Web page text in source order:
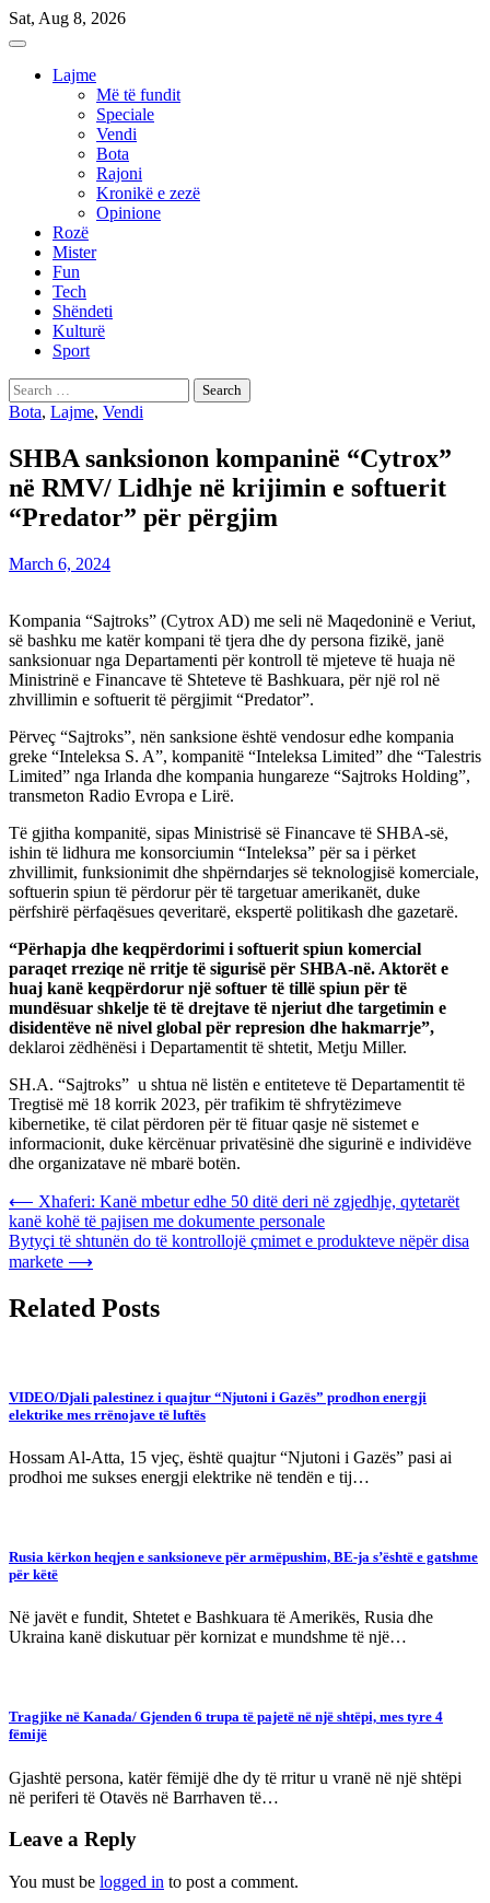
Skip
to
Sat, Aug 8, 2026
Lajme
Më të fundit
Speciale
Vendi
Bota
Rajoni
Kronikë e zezë
Opinione
Rozë
Mister
Fun
Tech
Shëndeti
Kulturë
Sport
Search
for:
Bota, Lajme, Vendi
SHBA sanksionon kompaninë “Cytrox”
në RMV/ Lidhje në krijimin e softuerit
“Predator” për përgjim
March 6, 2024
Kompania “Sajtroks” (Cytrox AD) me seli në Maqedoninë e Veriut,
së bashku me katër kompani të tjera dhe dy persona fizikë, janë
sanksionuar nga Departamenti për kontroll të mjeteve të huaja në
Ministrinë e Financave të Shteteve të Bashkuara, për një rol në
zhvillimin e softuerit të përgjimit “Predator”.
Përveç “Sajtroks”, nën sanksione është vendosur edhe kompania
greke “Inteleksa S. A”, kompanitë “Inteleksa Limited” dhe “Talestris
Limited” nga Irlanda dhe kompania hungareze “Sajtroks Holding”,
transmeton Radio Evropa e Lirë.
Të gjitha kompanitë, sipas Ministrisë së Financave të SHBA-së,
ishin të lidhura me konsorciumin “Inteleksa” për sa i përket
zhvillimit, funksionimit dhe shpërndarjes së teknologjisë komerciale,
softuerin spiun të përdorur për të targetuar amerikanët, duke
përfshirë përfaqësues qeveritarë, ekspertë politikash dhe gazetarë.
“Përhapja dhe keqpërdorimi i softuerit spiun komercial
paraqet rreziqe në rritje të sigurisë për SHBA-në. Aktorët e
huaj kanë keqpërdorur një softuer të tillë spiun për të
mundësuar shkelje të të drejtave të njeriut dhe targetimin e
disidentëve në nivel global për represion dhe hakmarrje”,
deklaroi zëdhënësi i Departamentit të shtetit, Metju Miller.
SH.A. “Sajtroks” u shtua në listën e entiteteve të Departamentit të
Tregtisë më 18 korrik 2023, për trafikim të shfrytëzimeve
kibernetike, të cilat përdoren për të fituar qasje në sistemet e
informacionit, duke kërcënuar privatësinë dhe sigurinë e individëve
dhe organizatave në mbarë botën.
Post
navigation
⟵ Xhaferi: Kanë mbetur edhe 50 ditë deri në zgjedhje, qytetarët
kanë kohë të pajisen me dokumente personale
Bytyçi të shtunën do të kontrollojë çmimet e produkteve nëpër disa
markete ⟶
Related Posts
VIDEO/Djali palestinez i quajtur “Njutoni i Gazës” prodhon energji
elektrike mes rrënojave të luftës
Hossam Al-Atta, 15 vjeç, është quajtur “Njutoni i Gazës” pasi ai
prodhoi me sukses energji elektrike në tendën e tij…
Rusia kërkon heqjen e sanksioneve për armëpushim, BE-ja s’është e gatshme
për këtë
Në javët e fundit, Shtetet e Bashkuara të Amerikës, Rusia dhe
Ukraina kanë diskutuar për kornizat e mundshme të një…
Tragjike në Kanada/ Gjenden 6 trupa të pajetë në një shtëpi, mes tyre 4
fëmijë
Gjashtë persona, katër fëmijë dhe dy të rritur u vranë në një shtëpi
në periferi të Otavës në Barrhaven të…
Leave a Reply
You must be logged in to post a comment.